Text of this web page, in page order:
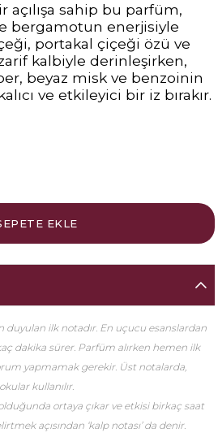
açılışa sahip bu parfüm,
bergamotun enerjisiyle
portakal çiçeği özü ve
kalbiyle derinleşirken,
beyaz misk ve benzoinin
ve etkileyici bir iz bırakır.
duyulan ilk notadır. En uçucu esanslardan
dakika sürer. Parfüm alırken hemen ilk
yapmamak gerekir. Üst notalarda,
kullanılır.
ortaya çıkar ve etkisi birkaç saat
açısından ‘kalp notası’ da denir.